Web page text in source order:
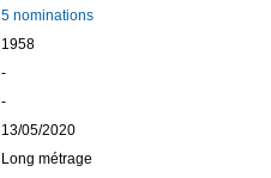
5 nominations
1958
-
-
13/05/2020
Long métrage